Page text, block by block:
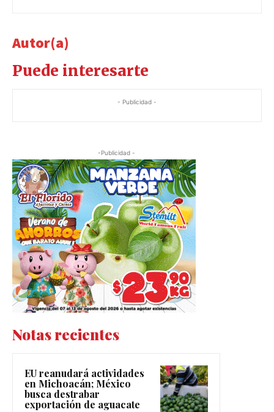
Autor(a)
Puede interesarte
- Publicidad -
-Publicidad -
Notas recientes
EU reanudará actividades
en Michoacán; México
busca destrabar
exportación de aguacate